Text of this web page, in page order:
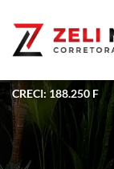
CRECI: 188.250 F